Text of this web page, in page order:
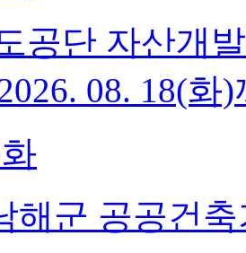
공단 자산개
08. 18(화
해군 공공건